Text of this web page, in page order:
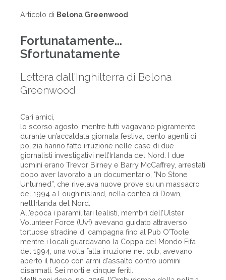
Articolo di Belona Greenwood
Fortunatamente...
Sfortunatamente
Lettera dall'Inghilterra di Belona
Greenwood
Cari amici,
lo scorso agosto, mentre tutti vagavano pigramente
durante un’accaldata giornata festiva, cento agenti di
polizia hanno fatto irruzione nelle case di due
giornalisti investigativi nell’Irlanda del Nord. I due
uomini erano Trevor Birney e Barry McCaffrey, arrestati
dopo aver lavorato a un documentario, "No Stone
Unturned”, che rivelava nuove prove su un massacro
del 1994 a Loughinisland, nella contea di Down,
nell’Irlanda del Nord.
All’epoca i paramilitari lealisti, membri dell’Ulster
Volunteer Force (Uvf) avevano guidato attraverso
tortuose stradine di campagna fino al Pub O’Toole,
mentre i locali guardavano la Coppa del Mondo Fifa
del 1994; una volta fatta irruzione nel pub, avevano
aperto il fuoco con armi d’assalto contro uomini
disarmati. Sei morti e cinque feriti.